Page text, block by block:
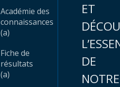
Académie des
connaissances
(a)
Fiche de
résultats
(a)
ET
DE
NOTRE